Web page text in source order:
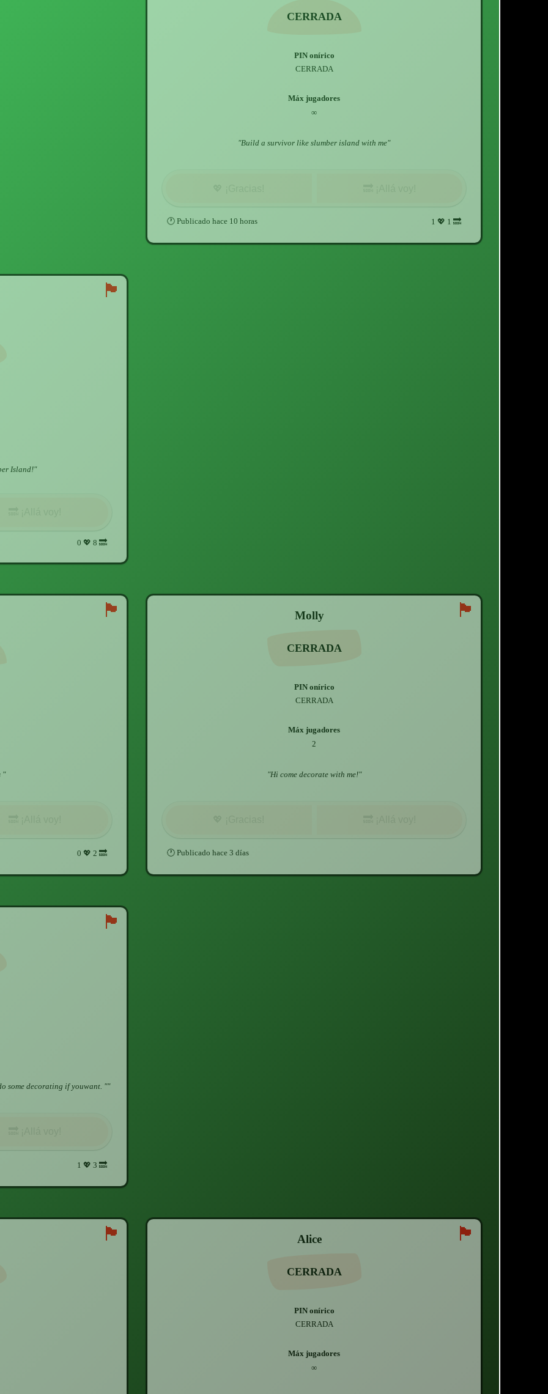
CERRADA
PIN onírico
CERRADA
Máx jugadores
∞
"Build a survivor like slumber island with me"
🕐Publicado hace 10 horas 1 💖 1 🔜
🏴
Island!"
0 💖 8 🔜
🏴
"
0 💖 2 🔜
🏴
Molly
CERRADA
PIN onírico
CERRADA
Máx jugadores
2
"Hi come decorate with me!"
🕐Publicado hace 3 días
🏴
some decorating if youwant. ""
1 💖 3 🔜
🏴 🏴
Alice
CERRADA
PIN onírico
CERRADA
Máx jugadores
∞